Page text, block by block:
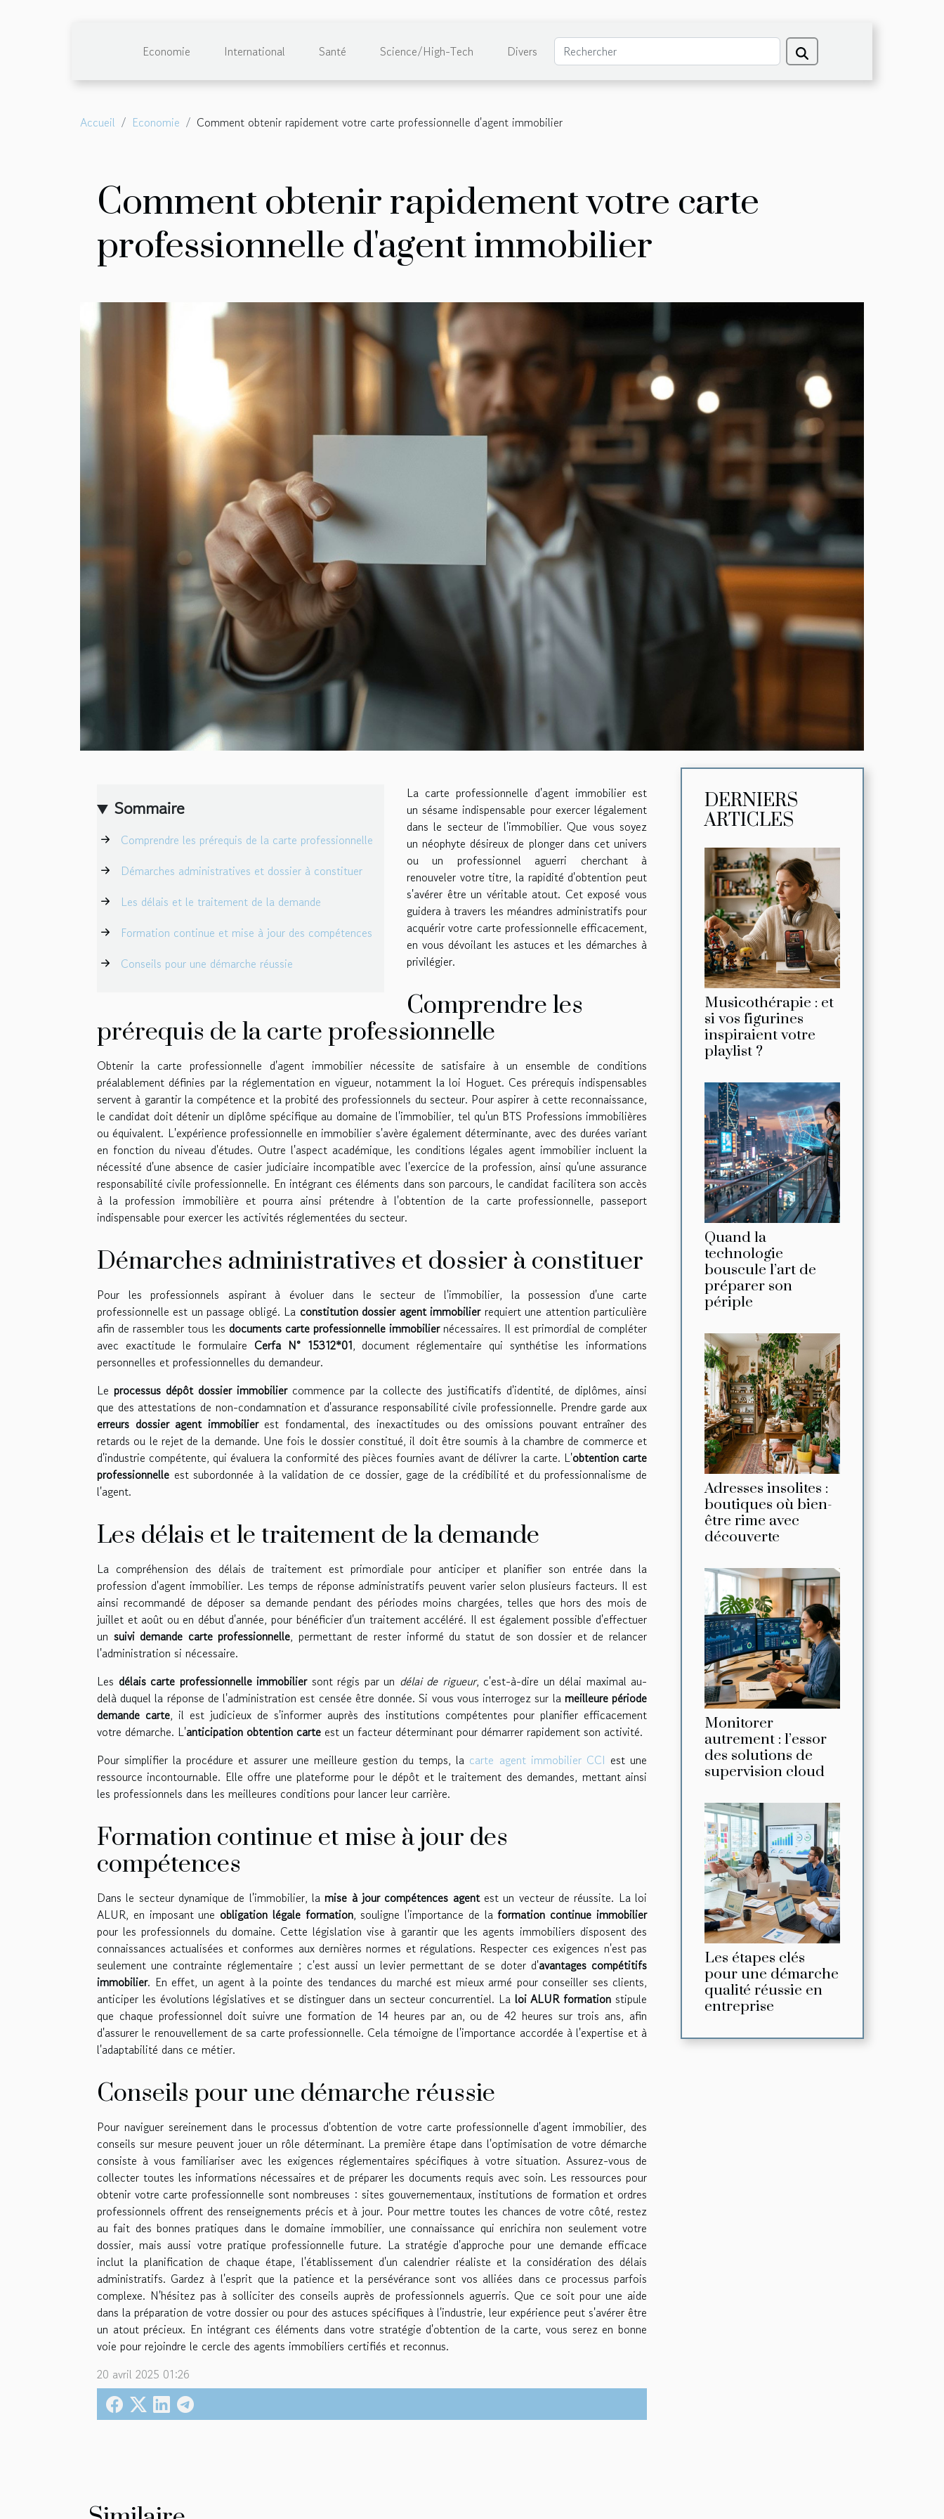
Economie International Santé Science/High-Tech Divers
Accueil Economie Comment obtenir rapidement votre carte professionnelle d'agent immobilier
Comment obtenir rapidement votre carte
professionnelle d'agent immobilier
Sommaire
Comprendre les prérequis de la carte professionnelle
Démarches administratives et dossier à constituer
Les délais et le traitement de la demande
Formation continue et mise à jour des compétences
Conseils pour une démarche réussie
La carte professionnelle d'agent immobilier est
un sésame indispensable pour exercer légalement
dans le secteur de l'immobilier. Que vous soyez
un néophyte désireux de plonger dans cet univers
ou un professionnel aguerri cherchant à
renouveler votre titre, la rapidité d'obtention peut
s'avérer être un véritable atout. Cet exposé vous
guidera à travers les méandres administratifs pour
acquérir votre carte professionnelle efficacement,
en vous dévoilant les astuces et les démarches à
privilégier.
Comprendre les
prérequis de la carte professionnelle
Obtenir la carte professionnelle d'agent immobilier nécessite de satisfaire à un ensemble de conditions
préalablement définies par la réglementation en vigueur, notamment la loi Hoguet. Ces prérequis indispensables
servent à garantir la compétence et la probité des professionnels du secteur. Pour aspirer à cette reconnaissance,
le candidat doit détenir un diplôme spécifique au domaine de l'immobilier, tel qu'un BTS Professions immobilières
ou équivalent. L'expérience professionnelle en immobilier s'avère également déterminante, avec des durées variant
en fonction du niveau d'études. Outre l'aspect académique, les conditions légales agent immobilier incluent la
nécessité d'une absence de casier judiciaire incompatible avec l'exercice de la profession, ainsi qu'une assurance
responsabilité civile professionnelle. En intégrant ces éléments dans son parcours, le candidat facilitera son accès
à la profession immobilière et pourra ainsi prétendre à l'obtention de la carte professionnelle, passeport
indispensable pour exercer les activités réglementées du secteur.
Démarches administratives et dossier à constituer
Pour les professionnels aspirant à évoluer dans le secteur de l'immobilier, la possession d'une carte
professionnelle est un passage obligé. La constitution dossier agent immobilierrequiert une attention particulière
afin de rassembler tous les documents carte professionnelle immobiliernécessaires. Il est primordial de compléter
avec exactitude le formulaire Cerfa N° 15312*01, document réglementaire qui synthétise les informations
personnelles et professionnelles du demandeur.
Le processus dépôt dossier immobiliercommence par la collecte des justificatifs d'identité, de diplômes, ainsi
que des attestations de non-condamnation et d'assurance responsabilité civile professionnelle. Prendre garde aux
erreurs dossier agent immobilierest fondamental, des inexactitudes ou des omissions pouvant entraîner des
retards ou le rejet de la demande. Une fois le dossier constitué, il doit être soumis à la chambre de commerce et
d'industrie compétente, qui évaluera la conformité des pièces fournies avant de délivrer la carte. L'obtention carte
professionnelle est subordonnée à la validation de ce dossier, gage de la crédibilité et du professionnalisme de
l'agent.
Les délais et le traitement de la demande
La compréhension des délais de traitement est primordiale pour anticiper et planifier son entrée dans la
profession d'agent immobilier. Les temps de réponse administratifs peuvent varier selon plusieurs facteurs. Il est
ainsi recommandé de déposer sa demande pendant des périodes moins chargées, telles que hors des mois de
juillet et août ou en début d'année, pour bénéficier d'un traitement accéléré. Il est également possible d'effectuer
un suivi demande carte professionnelle, permettant de rester informé du statut de son dossier et de relancer
l'administration si nécessaire.
Les délais carte professionnelle immobiliersont régis par un délai de rigueur, c'est-à-dire un délai maximal au-
delà duquel la réponse de l'administration est censée être donnée. Si vous vous interrogez sur la meilleure période
demande carte, il est judicieux de s'informer auprès des institutions compétentes pour planifier efficacement
votre démarche. L'anticipation obtention carte est un facteur déterminant pour démarrer rapidement son activité.
Pour simplifier la procédure et assurer une meilleure gestion du temps, la carte agent immobilier CCI est une
ressource incontournable. Elle offre une plateforme pour le dépôt et le traitement des demandes, mettant ainsi
les professionnels dans les meilleures conditions pour lancer leur carrière.
Formation continue et mise à jour des
compétences
Dans le secteur dynamique de l'immobilier, lamise à jour compétences agentest un vecteur de réussite. La loi
ALUR, en imposant une obligation légale formation, souligne l'importance de laformation continue immobilier
pour les professionnels du domaine. Cette législation vise à garantir que les agents immobiliers disposent des
connaissances actualisées et conformes aux dernières normes et régulations. Respecter ces exigences n'est pas
seulement une contrainte réglementaire ; c'est aussi un levier permettant de se doter d'avantages compétitifs
immobilier. En effet, un agent à la pointe des tendances du marché est mieux armé pour conseiller ses clients,
anticiper les évolutions législatives et se distinguer dans un secteur concurrentiel. La loi ALUR formation stipule
que chaque professionnel doit suivre une formation de 14 heures par an, ou de 42 heures sur trois ans, afin
d'assurer le renouvellement de sa carte professionnelle. Cela témoigne de l'importance accordée à l'expertise et à
l'adaptabilité dans ce métier.
Conseils pour une démarche réussie
Pour naviguer sereinement dans le processus d'obtention de votre carte professionnelle d'agent immobilier, des
conseils sur mesure peuvent jouer un rôle déterminant. La première étape dans l'optimisation de votre démarche
consiste à vous familiariser avec les exigences réglementaires spécifiques à votre situation. Assurez-vous de
collecter toutes les informations nécessaires et de préparer les documents requis avec soin. Les ressources pour
obtenir votre carte professionnelle sont nombreuses : sites gouvernementaux, institutions de formation et ordres
professionnels offrent des renseignements précis et à jour. Pour mettre toutes les chances de votre côté, restez
au fait des bonnes pratiques dans le domaine immobilier, une connaissance qui enrichira non seulement votre
dossier, mais aussi votre pratique professionnelle future. La stratégie d'approche pour une demande efficace
inclut la planification de chaque étape, l'établissement d'un calendrier réaliste et la considération des délais
administratifs. Gardez à l'esprit que la patience et la persévérance sont vos alliées dans ce processus parfois
complexe. N'hésitez pas à solliciter des conseils auprès de professionnels aguerris. Que ce soit pour une aide
dans la préparation de votre dossier ou pour des astuces spécifiques à l'industrie, leur expérience peut s'avérer être
un atout précieux. En intégrant ces éléments dans votre stratégie d'obtention de la carte, vous serez en bonne
voie pour rejoindre le cercle des agents immobiliers certifiés et reconnus.
20 avril 2025 01:26
DERNIERS
ARTICLES
Musicothérapie : et
si vos figurines
inspiraient votre
playlist ?
Quand la
technologie
bouscule l’art de
préparer son
périple
Adresses insolites :
boutiques où bien-
être rime avec
découverte
Monitorer
autrement : l’essor
des solutions de
supervision cloud
Les étapes clés
pour une démarche
qualité réussie en
entreprise